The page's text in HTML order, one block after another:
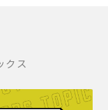
クス